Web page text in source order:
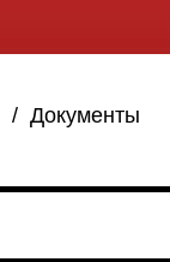
/ Документы